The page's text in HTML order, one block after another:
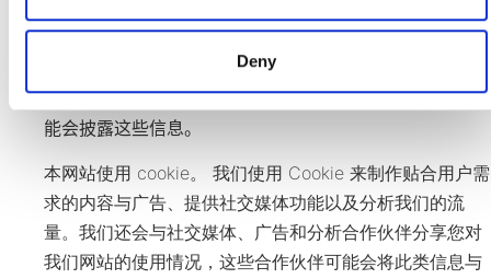
Deny
如果我们的隐私政策有任何变更，INglass S.p.A将在此页
面上发布更新版本的隐私政策，以便您充分了解我们收集
的信息类型、我们如何使用这些信息以及在什么情况下可
能会披露这些信息。
本网站使用 cookie。 我们使用 Cookie 来制作贴合用户需
求的内容与广告、提供社交媒体功能以及分析我们的流
量。我们还会与社交媒体、广告和分析合作伙伴分享您对
我们网站的使用情况，这些合作伙伴可能会将此类信息与